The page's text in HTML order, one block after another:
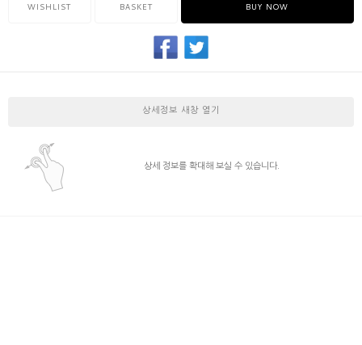
WISHLIST BASKET BUY NOW
상세정보 새창 열기
상세 정보를 확대해 보실 수 있습니다.